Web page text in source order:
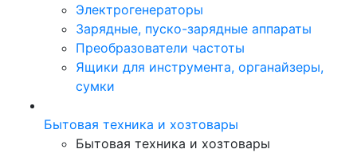
Электрогенераторы
Зарядные, пуско-зарядные аппараты
Преобразователи частоты
Ящики для инструмента, органайзеры,
сумки
Бытовая техника и хозтовары
Бытовая техника и хозтовары